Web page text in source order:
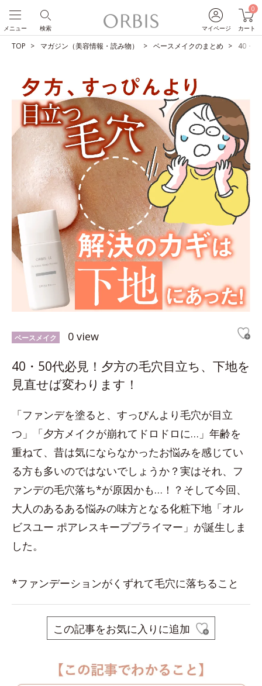
マイページ
0
カート
検索
メニュー
TOP マガジン（美容情報・読み物） ベースメイクのまとめ 40・
ベースメイク 0 view
40・50代必見！夕方の毛穴目立ち、下地を
見直せば変わります！
「ファンデを塗ると、すっぴんより毛穴が目立
つ」「夕方メイクが崩れてドロドロに…」年齢を
重ねて、昔は気にならなかったお悩みを感じてい
る方も多いのではないでしょうか？実はそれ、フ
ァンデの毛穴落ち*が原因かも…！？そして今回、
大人のあるある悩みの味方となる化粧下地「オル
ビスユー ポアレスキーププライマー」が誕生しま
した。
*ファンデーションがくずれて毛穴に落ちること
この記事をお気に入りに追加